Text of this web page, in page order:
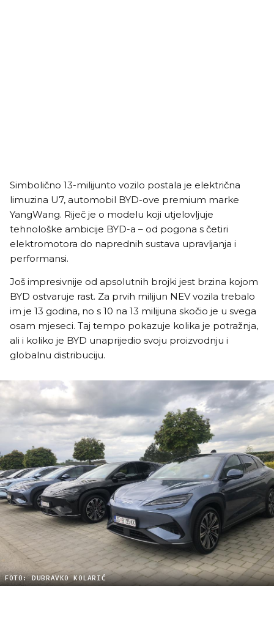
Simbolično 13-milijunto vozilo postala je električna
limuzina U7, automobil BYD-ove premium marke
YangWang. Riječ je o modelu koji utjelovljuje
tehnološke ambicije BYD-a – od pogona s četiri
elektromotora do naprednih sustava upravljanja i
performansi.
Još impresivnije od apsolutnih brojki jest brzina kojom
BYD ostvaruje rast. Za prvih milijun NEV vozila trebalo
im je 13 godina, no s 10 na 13 milijuna skočio je u svega
osam mjeseci. Taj tempo pokazuje kolika je potražnja,
ali i koliko je BYD unaprijedio svoju proizvodnju i
globalnu distribuciju.
FOTO: DUBRAVKO KOLARIĆ